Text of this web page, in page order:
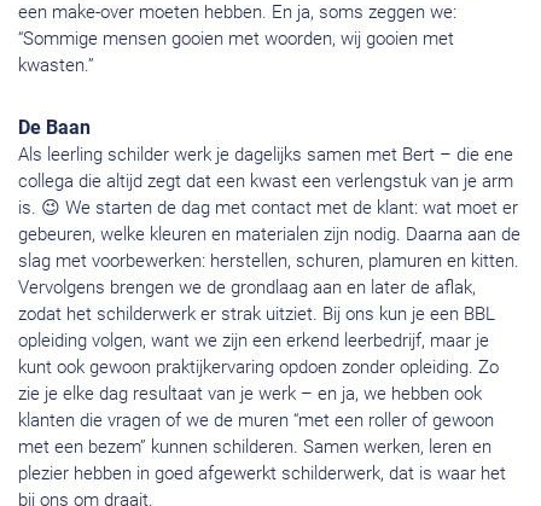
een make-over moeten hebben. En ja, soms zeggen we:
“Sommige mensen gooien met woorden, wij gooien met
kwasten.”
De Baan
Als leerling schilder werk je dagelijks samen met Bert – die ene
collega die altijd zegt dat een kwast een verlengstuk van je arm
is. 😉 We starten de dag met contact met de klant: wat moet er
gebeuren, welke kleuren en materialen zijn nodig. Daarna aan de
slag met voorbewerken: herstellen, schuren, plamuren en kitten.
Vervolgens brengen we de grondlaag aan en later de aflak,
zodat het schilderwerk er strak uitziet. Bij ons kun je een BBL
opleiding volgen, want we zijn een erkend leerbedrijf, maar je
kunt ook gewoon praktijkervaring opdoen zonder opleiding. Zo
zie je elke dag resultaat van je werk – en ja, we hebben ook
klanten die vragen of we de muren “met een roller of gewoon
met een bezem” kunnen schilderen. Samen werken, leren en
plezier hebben in goed afgewerkt schilderwerk, dat is waar het
bij ons om draait.